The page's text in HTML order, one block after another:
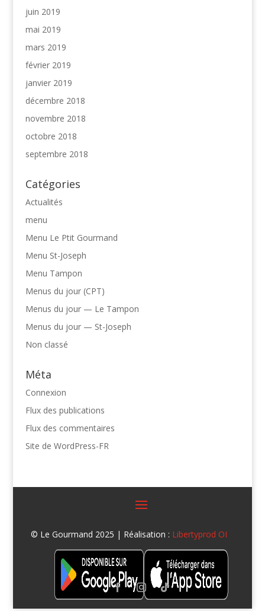
juin 2019
mai 2019
mars 2019
février 2019
janvier 2019
décembre 2018
novembre 2018
octobre 2018
septembre 2018
Catégories
Actualités
menu
Menu Le Ptit Gourmand
Menu St-Joseph
Menu Tampon
Menus du jour (CPT)
Menus du jour — Le Tampon
Menus du jour — St-Joseph
Non classé
Méta
Connexion
Flux des publications
Flux des commentaires
Site de WordPress-FR
© Le Gourmand 2025 | Réalisation : Libertyprod OI